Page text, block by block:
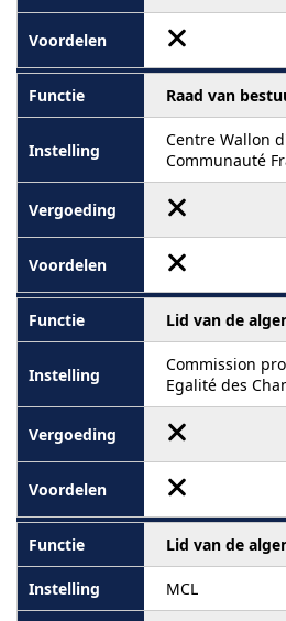
Raad van
Centre Wallon
Communauté
Lid van de
Commission
Egalité des
Lid van de
MCL